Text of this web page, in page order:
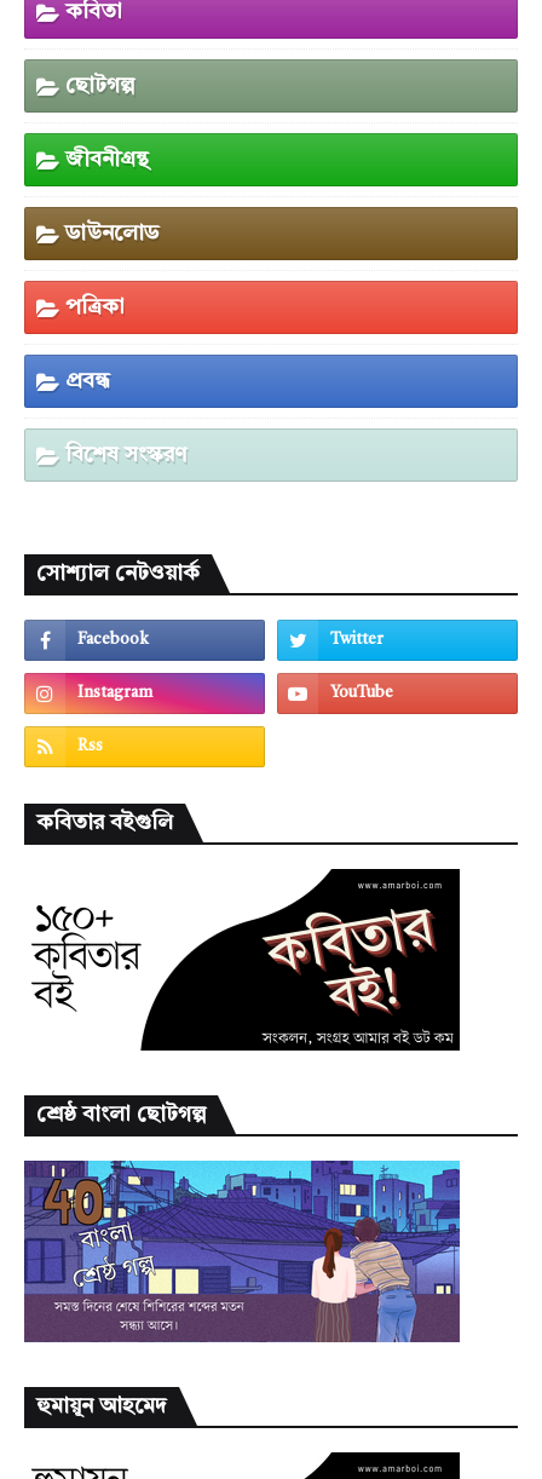
কবিতা
ছোটগল্প
জীবনীগ্রন্থ
ডাউনলোড
পত্রিকা
প্রবন্ধ
বিশেষ সংস্করণ
সোশ্যাল নেটওয়ার্ক
কবিতার বইগুলি
শ্রেষ্ঠ বাংলা ছোটগল্প
হুমায়ূন আহমেদ